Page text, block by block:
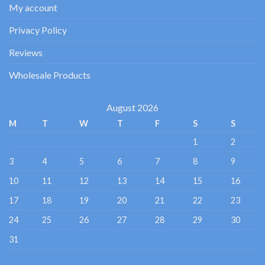
My account
Privacy Policy
Reviews
Wholesale Products
August 2026
M T W T F S
S
1
2
3
4 5 6 7 8
9
10
11 12 13 14 15
16
17
18 19 20 21 22
23
24
25 26 27 28 29
30
31